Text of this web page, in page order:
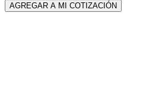
AGREGAR A MI COTIZACIÓN